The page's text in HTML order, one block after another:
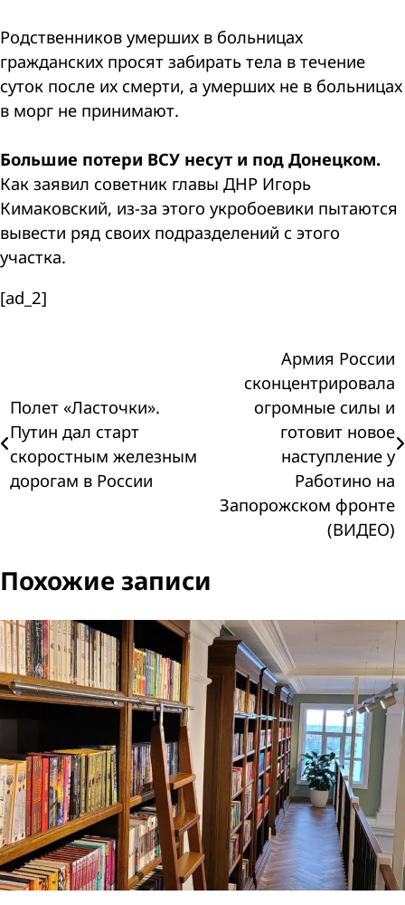
Родственников умерших в больницах
гражданских просят забирать тела в течение
суток после их смерти, а умерших не в больницах
в морг не принимают.
Большие потери ВСУ несут и под Донецком.
Как заявил советник главы ДНР Игорь
Кимаковский, из-за этого укробоевики пытаются
вывести ряд своих подразделений с этого
участка.
[ad_2]
по
записям
Полет «Ласточки».
Путин дал старт
скоростным железным
дорогам в России
Армия России
сконцентрировала
огромные силы и
готовит новое
наступление у
Работино на
Запорожском фронте
(ВИДЕО)
Похожие записи